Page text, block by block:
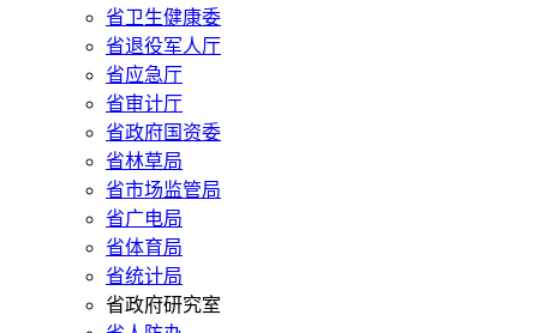
省卫生健康委
省退役军人厅
省应急厅
省审计厅
省政府国资委
省林草局
省市场监管局
省广电局
省体育局
省统计局
省政府研究室